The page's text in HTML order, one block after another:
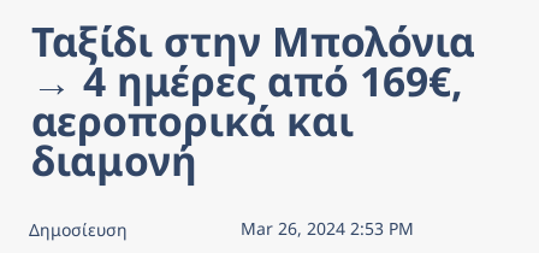
Ταξίδι στην Μπολόνια
→ 4 ημέρες από 169€,
αεροπορικά και
διαμονή
Δημοσίευση
Mar 26, 2024 2:53 PM